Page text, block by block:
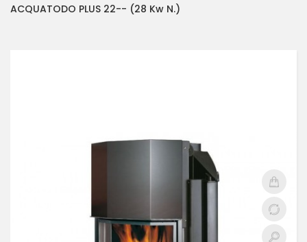
ACQUATODO PLUS 22-- (28 Kw N.)